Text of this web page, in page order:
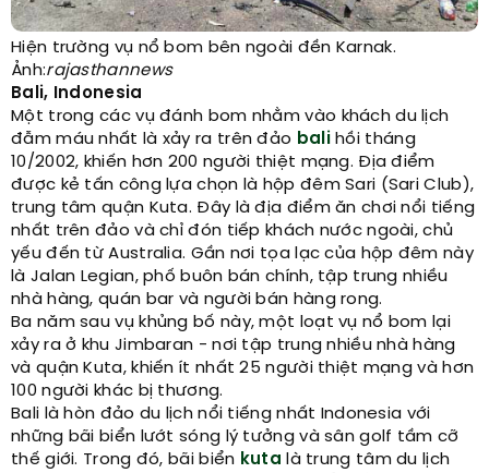
Hiện trường vụ nổ bom bên ngoài đền Karnak.
Ảnh:rajasthannews
Bali, Indonesia
Một trong các vụ đánh bom nhằm vào khách du lịch
đẫm máu nhất là xảy ra trên đảo balihồi tháng
10/2002, khiến hơn 200 người thiệt mạng. Địa điểm
được kẻ tấn công lựa chọn là hộp đêm Sari (Sari Club),
trung tâm quận Kuta. Đây là địa điểm ăn chơi nổi tiếng
nhất trên đảo và chỉ đón tiếp khách nước ngoài, chủ
yếu đến từ Australia. Gần nơi tọa lạc của hộp đêm này
là Jalan Legian, phố buôn bán chính, tập trung nhiều
nhà hàng, quán bar và người bán hàng rong.
Ba năm sau vụ khủng bố này, một loạt vụ nổ bom lại
xảy ra ở khu Jimbaran - nơi tập trung nhiều nhà hàng
và quận Kuta, khiến ít nhất 25 người thiệt mạng và hơn
100 người khác bị thương.
Bali là hòn đảo du lịch nổi tiếng nhất Indonesia với
những bãi biển lướt sóng lý tưởng và sân golf tầm cỡ
thế giới. Trong đó, bãi biển kuta là trung tâm du lịch